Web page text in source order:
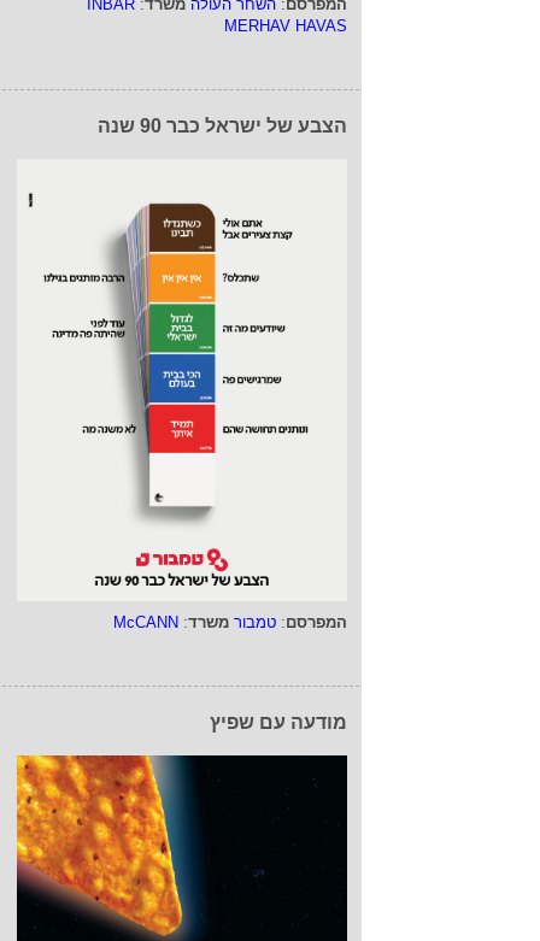
המפרסם: השחר העולה משרד:
INBAR
MERHAV HAVAS
הצבע של ישראל כבר 90 שנה
המפרסם: טמבור משרד:
McCANN
מודעה עם שפיץ